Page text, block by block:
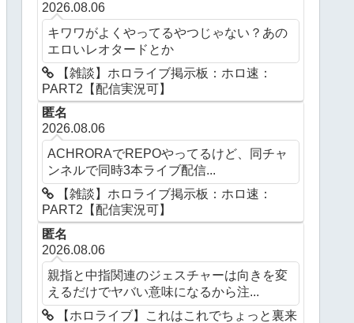
2026.08.06
キワワがよくやってるやつじゃない？あの
エロいレオタードとか
【雑談】ホロライブ掲示板：ホロ速：
PART2【配信実況可】
匿名
2026.08.06
ACHRORAでREPOやってるけど、同チャ
ンネルで同時3本ライブ配信...
【雑談】ホロライブ掲示板：ホロ速：
PART2【配信実況可】
匿名
2026.08.06
親指と中指関連のジェスチャーは向きを変
えるだけでヤバい意味になるから注...
【ホロライブ】これはこれでちょっと裏来